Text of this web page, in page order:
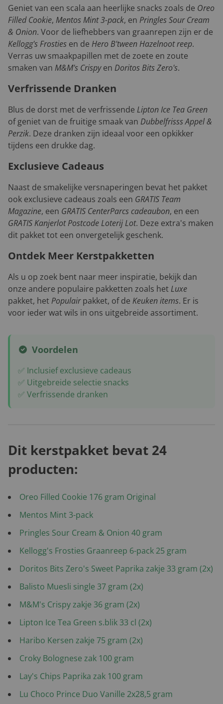
Geniet van een scala aan heerlijke snacks zoals de Oreo
Filled Cookie, Mentos Mint 3-pack, en Pringles Sour Cream
& Onion. Voor de liefhebbers van graanrepen zijn er de
Kellogg's Frosties en de Hero B'tween Hazelnoot reep.
Verras uw smaakpapillen met de zoete en zoute
smaken van M&M's Crispyen Doritos Bits Zero's.
Verfrissende Dranken
Blus de dorst met de verfrissende Lipton Ice Tea Green
of geniet van de fruitige smaak van Dubbelfrisss Appel &
Perzik. Deze dranken zijn ideaal voor een opkikker
tijdens een drukke dag.
Exclusieve Cadeaus
Naast de smakelijke versnaperingen bevat het pakket
ook exclusieve cadeaus zoals een GRATIS Team
Magazine, een GRATIS CenterParcs cadeaubon, en een
GRATIS Kanjerlot Postcode Loterij Lot. Deze extra's maken
dit pakket tot een onvergetelijk geschenk.
Ontdek Meer Kerstpakketten
Als u op zoek bent naar meer inspiratie, bekijk dan
onze andere populaire pakketten zoals hetLuxe
pakket, hetPopulairpakket, of de Keuken items. Er is
voor ieder wat wils in ons uitgebreide assortiment.
Voordelen
✅ Inclusief exclusieve cadeaus
✅ Uitgebreide selectie snacks
✅ Verfrissende dranken
Dit kerstpakket bevat 24
producten:
Oreo Filled Cookie 176 gram Original
Mentos Mint 3-pack
Pringles Sour Cream & Onion 40 gram
Kellogg's Frosties Graanreep 6-pack 25 gram
Doritos Bits Zero's Sweet Paprika zakje 33 gram (2x)
Balisto Muesli single 37 gram (2x)
M&M's Crispy zakje 36 gram (2x)
Lipton Ice Tea Green s.blik 33 cl (2x)
Haribo Kersen zakje 75 gram (2x)
Croky Bolognese zak 100 gram
Lay's Chips Paprika zak 100 gram
Lu Choco Prince Duo Vanille 2x28,5 gram